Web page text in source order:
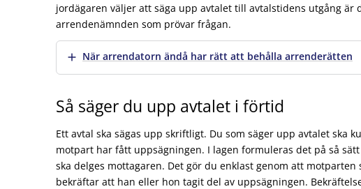
jordägaren väljer att säga upp avtalet till avtalstidens utgång är
arrendenämnden som prövar frågan.
Visa merNär arrendatorn ändå har rätt att behålla arrenderätten
Så säger du upp avtalet i förtid
Ett avtal ska sägas upp skriftligt. Du som säger upp avtalet ska
motpart har fått uppsägningen. I lagen formuleras det på så
ska delges mottagaren. Det gör du enklast genom att motparten
bekräftar att han eller hon tagit del av uppsägningen.